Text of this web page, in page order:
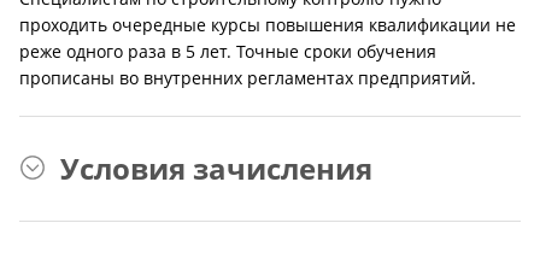
проходить очередные курсы повышения квалификации не
реже одного раза в 5 лет. Точные сроки обучения
прописаны во внутренних регламентах предприятий.
Условия зачисления